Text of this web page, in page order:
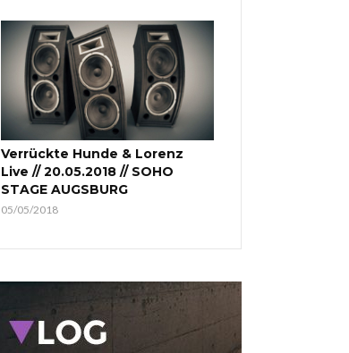
Verrückte Hunde & Lorenz
Live // 20.05.2018 // SOHO
STAGE AUGSBURG
05/05/2018